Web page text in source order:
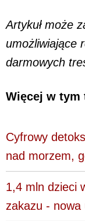
Artykuł może
umożliwiające
darmowych
Więcej w tym
Cyfrowy
nad morzem,
1,4 mln dzieci
zakazu - nowa